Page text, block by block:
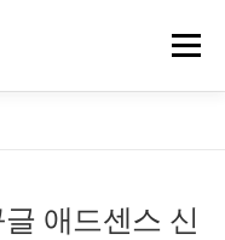
메뉴
애드센스 신